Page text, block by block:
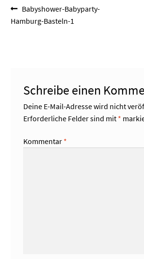
Beitragsnavigation
Vorheriger
Beitrag:
Babyshower-Babyparty-
Hamburg-Basteln-1
Schreibe einen
Deine E-Mail-Adresse wird nicht
Erforderliche Felder sind mit *
Kommentar *